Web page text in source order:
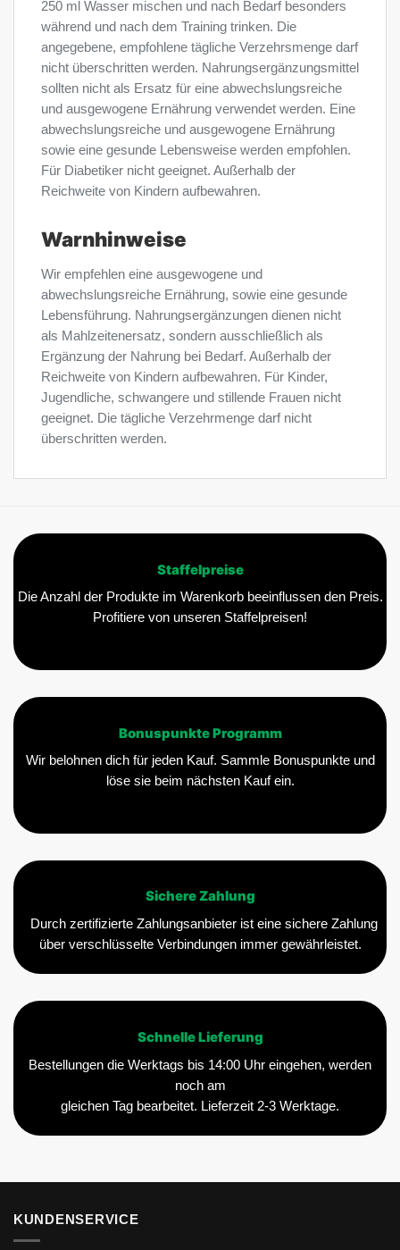
250 ml Wasser mischen und nach Bedarf besonders
während und nach dem Training trinken. Die
angegebene, empfohlene tägliche Verzehrsmenge darf
nicht überschritten werden. Nahrungsergänzungsmittel
sollten nicht als Ersatz für eine abwechslungsreiche
und ausgewogene Ernährung verwendet werden. Eine
abwechslungsreiche und ausgewogene Ernährung
sowie eine gesunde Lebensweise werden empfohlen.
Für Diabetiker nicht geeignet. Außerhalb der
Reichweite von Kindern aufbewahren.
Warnhinweise
Wir empfehlen eine ausgewogene und
abwechslungsreiche Ernährung, sowie eine gesunde
Lebensführung. Nahrungsergänzungen dienen nicht
als Mahlzeitenersatz, sondern ausschließlich als
Ergänzung der Nahrung bei Bedarf. Außerhalb der
Reichweite von Kindern aufbewahren. Für Kinder,
Jugendliche, schwangere und stillende Frauen nicht
geeignet. Die tägliche Verzehrmenge darf nicht
überschritten werden.
Staffelpreise
Die Anzahl der Produkte im Warenkorb beeinflussen den Preis.
Profitiere von unseren Staffelpreisen!
Bonuspunkte Programm
Wir belohnen dich für jeden Kauf. Sammle Bonuspunkte und
löse sie beim nächsten Kauf ein.
Sichere Zahlung
Durch zertifizierte Zahlungsanbieter ist eine sichere Zahlung
über verschlüsselte Verbindungen immer gewährleistet.
Schnelle Lieferung
Bestellungen die Werktags bis 14:00 Uhr eingehen, werden
noch am
gleichen Tag bearbeitet. Lieferzeit 2-3 Werktage.
KUNDENSERVICE